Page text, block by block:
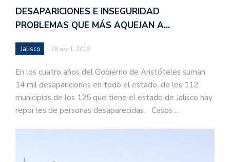
DESAPARICIONES E INSEGURIDAD
PROBLEMAS QUE MÁS AQUEJAN A…
Jalisco 28 abril, 2018
En los cuatro años del Gobierno de Aristóteles suman
14 mil desapariciones en todo el estado, de los 112
municipios de los 125 que tiene el estado de Jalisco hay
reportes de personas desaparecidas. Casos…